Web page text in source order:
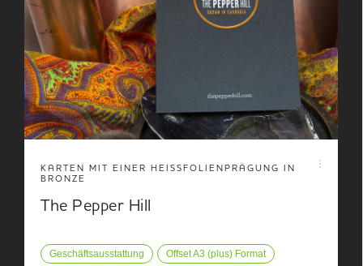
KARTEN MIT EINER HEISSFOLIENPRÄGUNG IN B
RONZE
The Pepper Hill
Geschäftsausstattung Offset A3 (plus) Format